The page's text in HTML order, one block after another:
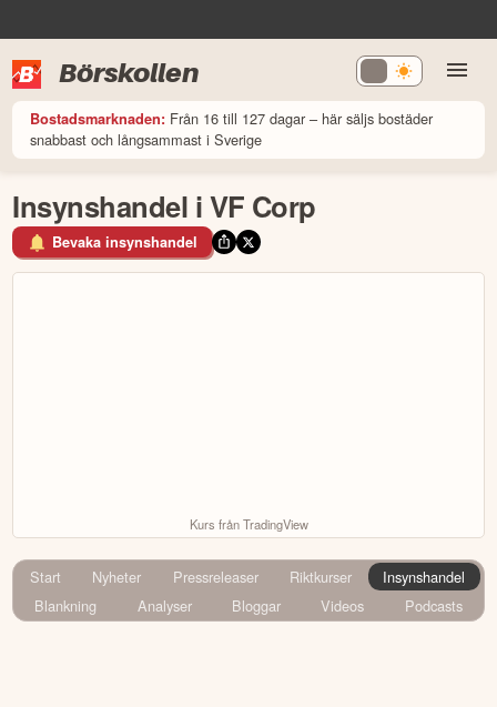
Börskollen
Bostadsmarknaden: Från 16 till 127 dagar – här säljs bostäder
snabbast och långsammast i Sverige
Insynshandel i VF Corp
Bevaka insynshandel
Kurs från TradingView
Start Nyheter Pressreleaser Riktkurser
Insynshandel
Blankning
Analyser Bloggar Videos Podcasts